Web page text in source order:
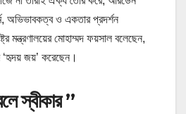
অভিভাবকত্ব ও একতার প্রদর্শন
মন্ত্রণালয়ের মোহাম্মদ ফয়সাল বলেছেন,
‘হৃদয় জয়’ করেছেন।
স্বীকার ”